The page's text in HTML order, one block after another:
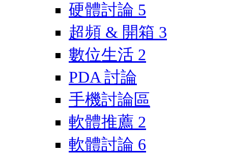
硬體討論 5
超頻 & 開箱 3
數位生活 2
PDA 討論
手機討論區
軟體推薦 2
軟體討論 6